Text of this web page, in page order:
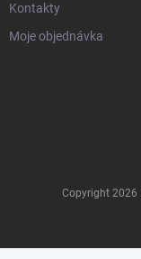
Kontakty
Moje objednávka
Copyright 2026